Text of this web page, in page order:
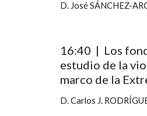
D. José SÁNCHEZ-
16:40  |  Los
estudio de la
marco de la
D. Carlos J.